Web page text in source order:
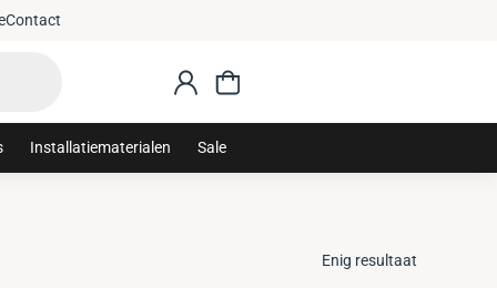
Contact
Installatiematerialen Sale
Enig resultaat